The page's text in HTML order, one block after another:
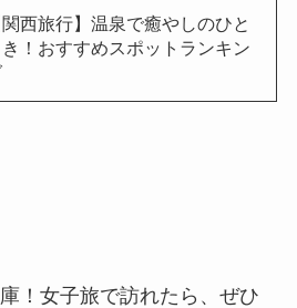
関西旅行】温泉で癒やしのひと
き！おすすめスポットランキン
！女子旅で訪れたら、ぜひ